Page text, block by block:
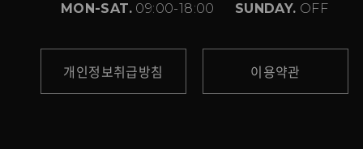
MON-SAT.09:00-18:00 SUNDAY. OFF
개인정보취급방침 이용약관